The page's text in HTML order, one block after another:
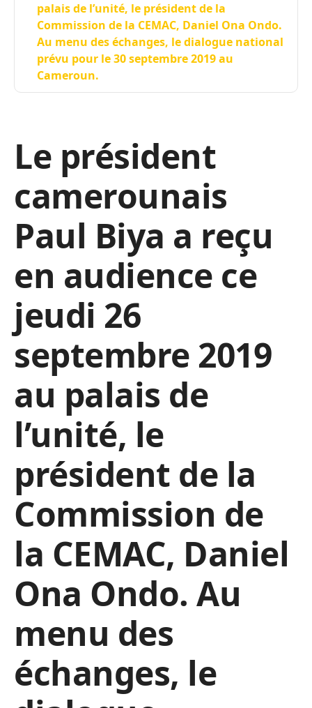
palais de l’unité, le président de la
Commission de la CEMAC, Daniel Ona Ondo.
Au menu des échanges, le dialogue national
prévu pour le 30 septembre 2019 au
Cameroun.
Le président
camerounais
Paul Biya a reçu
en audience ce
jeudi 26
septembre 2019
au palais de
l’unité, le
président de la
Commission de
la CEMAC, Daniel
Ona Ondo. Au
menu des
échanges, le